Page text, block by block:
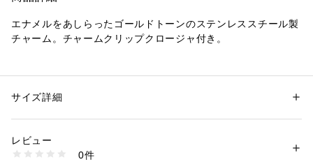
エナメルをあしらったゴールドトーンのステンレススチール製
チャーム。チャームクリップクロージャ付き。
性別：レディース
素材：ステンレススチール/エナメル/エポキシ樹脂
商品番号：
JF03972710 （ショップ）
サイズ詳細
レビュー
0件